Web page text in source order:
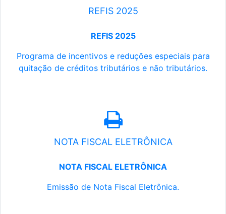
REFIS 2025
REFIS 2025
Programa de incentivos e reduções especiais para
quitação de créditos tributários e não tributários.
NOTA FISCAL ELETRÔNICA
NOTA FISCAL ELETRÔNICA
Emissão de Nota Fiscal Eletrônica.